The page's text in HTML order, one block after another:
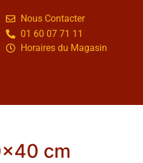
Nous Contacter
01 60 07 71 11
Horaires du Magasin
cm